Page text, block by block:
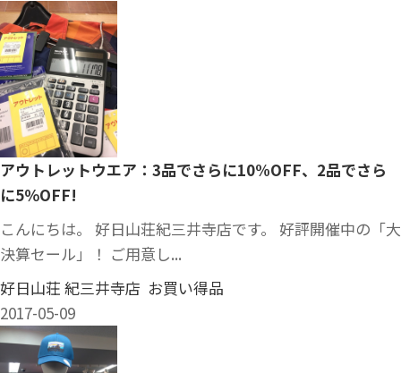
アウトレットウエア：3品でさらに10%OFF、2品でさら
に5％OFF!
こんにちは。 好日山荘紀三井寺店です。 好評開催中の「大
決算セール」！ ご用意し...
好日山荘 紀三井寺店 お買い得品
2017-05-09